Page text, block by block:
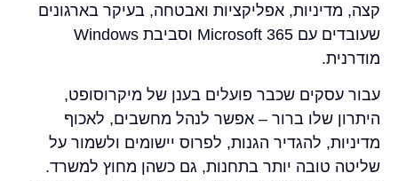
קצה, מדיניות, אפליקציות ואבטחה, בעיקר בארגונים
שעובדים עם Microsoft 365 וסביבת Windows
מודרנית.
עבור עסקים שכבר פועלים בענן של מיקרוסופט,
היתרון שלו ברור – אפשר לנהל מחשבים, לאכוף
מדיניות, להגדיר הגנות, לפרוס יישומים ולשמור על
שליטה טובה יותר בתחנות, גם כשהן מחוץ למשרד.